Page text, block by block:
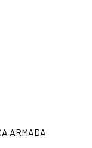
ARMADA